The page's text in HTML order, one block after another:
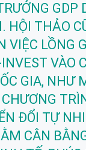
GDP
HỘI THẢO
VIỆC LỒNG
VÀO
GIA, NHƯ
ĐỔI TỰ
CÂN